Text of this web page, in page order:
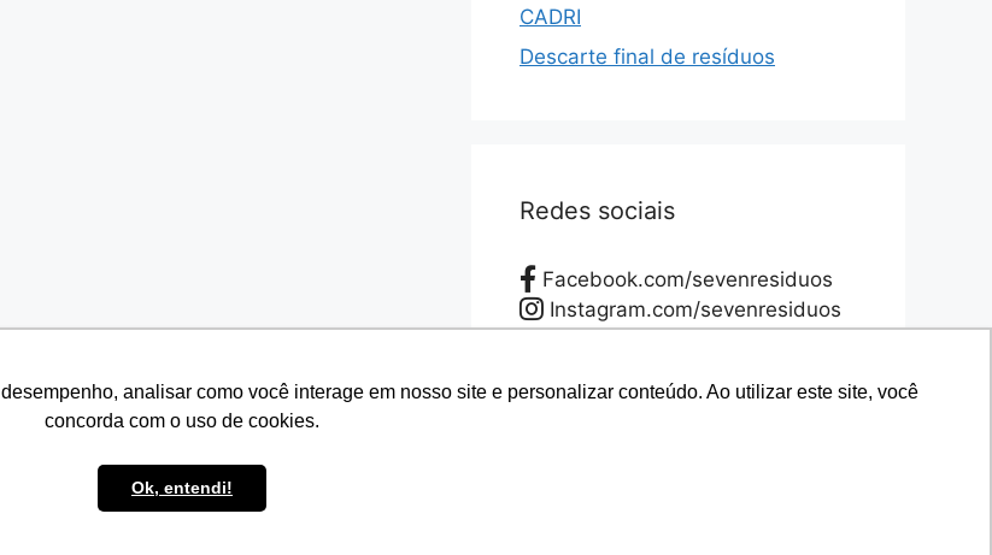
analisar como você interage em nosso site e personalizar conteúdo. Ao utilizar este site, você
concorda com o uso de cookies.
Ok, entendi!
analisar como você interage em nosso site e personalizar conteúdo. Ao utilizar este site, você
concorda com o uso de cookies.
Ok, entendi!
CADRI
Descarte final de resíduos
Redes sociais
Facebook.com/sevenresiduos
Instagram.com/sevenresiduos
Twitter.com/sevenresiduos